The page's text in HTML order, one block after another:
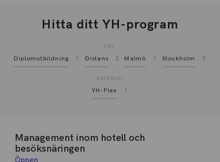
Hitta ditt YH-program
ORT
Diplomutbildning 1 Distans 2 Malmö 1 Stockholm 3
KATEGORI
YH-Flex 1
Management inom hotell och
besöksnäringen
Öppen